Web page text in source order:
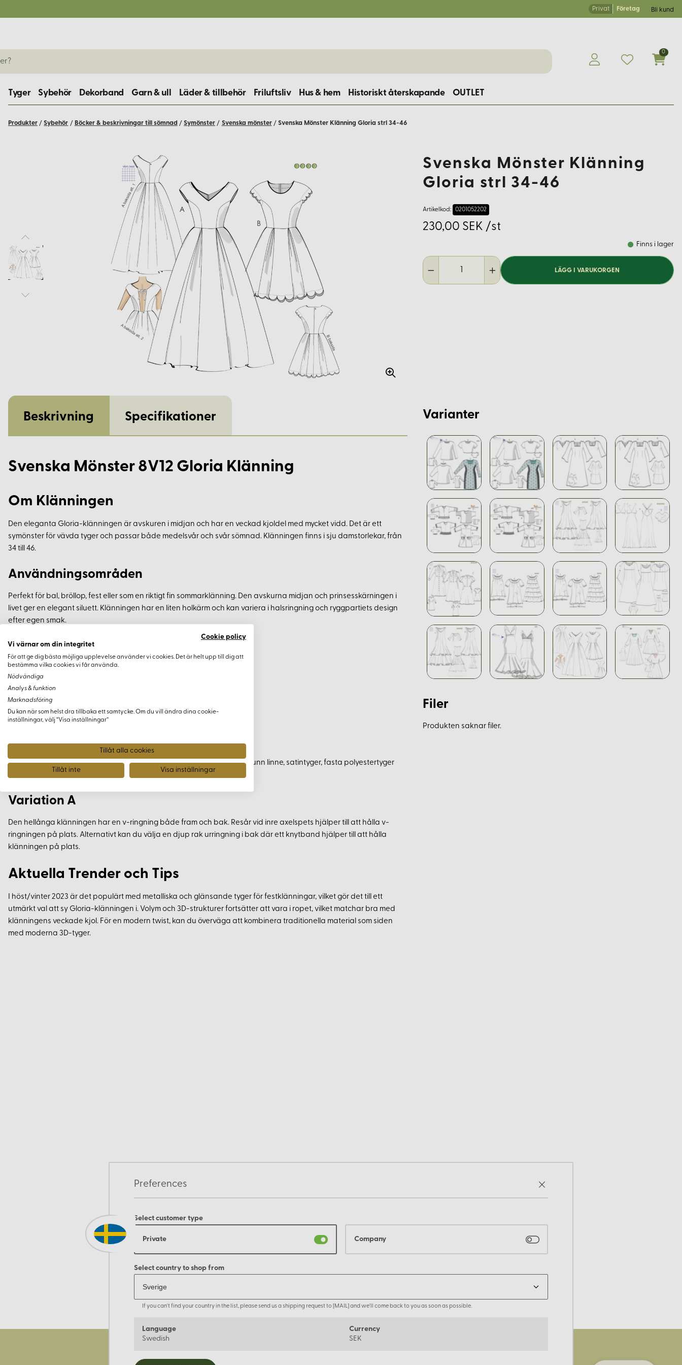
Preferences
Select customer type
Private Company
Select country to shop from
If you can't find your country in the list, please send us a shipping request to [MAIL] and we'll come back to you as soon as possible.
Language
Swedish
Currency
SEK
Privat Företag Bli kund
0
Tyger Sybehör Dekorband Garn & ull Läder & tillbehör Friluftsliv Hus & hem Historiskt återskapande OUTLET
Produkter / Sybehör / Böcker & beskrivningar till sömnad / Symönster / Svenska mönster / Svenska Mönster Klänning Gloria strl 34-46
Svenska Mönster Klänning
Gloria strl 34-46
Artikelkod: 0201052202
230,00 SEK /st
Finns i lager
LÄGG I VARUKORGEN
Beskrivning Specifikationer
Svenska Mönster 8V12 Gloria Klänning
Om Klänningen
Den eleganta Gloria-klänningen är avskuren i midjan och har en veckad kjoldel med mycket vidd. Det är ett
symönster för vävda tyger och passar både medelsvår och svår sömnad. Klänningen finns i sju damstorlekar, från
34 till 46.
Användningsområden
Perfekt för bal, bröllop, fest eller som en riktigt fin sommarklänning. Den avskurna midjan och prinsesskärningen i
livet ger en elegant siluett. Klänningen har en liten holkärm och kan variera i halsringning och ryggpartiets design
efter egen smak.
Design och Konstruktion
Fickor i sidsömmarna (valfri)
Kjol med dubbla motveck - två fram och två bak
Finns i hellång eller knälång version
Blixtlås mitt bak
Materialval
Gloria-klänningen kan sys i många olika tyger, inklusive bomull, siden, tunn linne, satintyger, fasta polyestertyger
och viscose. Fodring är valfritt beroende på tygval.
Variation A
Den hellånga klänningen har en v-ringning både fram och bak. Resår vid inre axelspets hjälper till att hålla v-
ringningen på plats. Alternativt kan du välja en djup rak urringning i bak där ett knytband hjälper till att hålla
klänningen på plats.
Aktuella Trender och Tips
I höst/vinter 2023 är det populärt med metalliska och glänsande tyger för festklänningar, vilket gör det till ett
utmärkt val att sy Gloria-klänningen i. Volym och 3D-strukturer fortsätter att vara i ropet, vilket matchar bra med
klänningens veckade kjol. För en modern twist, kan du överväga att kombinera traditionella material som siden
med moderna 3D-tyger.
Varianter
Filer
Produkten saknar filer.
Cookie policy
Vi värnar om din integritet
För att ge dig bästa möjliga upplevelse använder vi cookies. Det är helt upp till dig att
bestämma vilka cookies vi får använda.
Nödvändiga
Analys & funktion
Marknadsföring
Du kan när som helst dra tillbaka ett samtycke. Om du vill ändra dina cookie-
inställningar, välj “Visa inställningar”
Tillåt alla cookies
Tillåt inte Visa inställningar